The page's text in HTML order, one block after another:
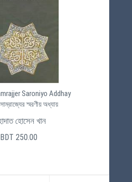
Saroniyo Addhay
স্মরণীয় অধ্যায়
হোসেন খান
BDT 250.00